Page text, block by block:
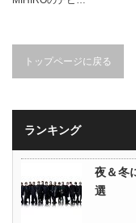
トップページに戻る
ランキング
夜＆冬
選